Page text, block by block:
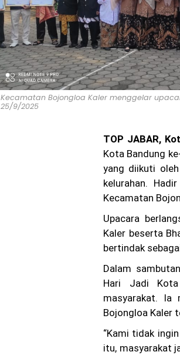
Kecamatan Bojongloa Kaler menggelar
25/9/2025
TOP JABAR,
Kota Bandung
yang diikuti
kelurahan.
Kecamatan
Upacara
Kaler beserta
bertindak
Dalam
Hari Jadi Kota
masyarakat. Ia
Bojongloa Kaler
“Kami tidak
itu, masyarakat